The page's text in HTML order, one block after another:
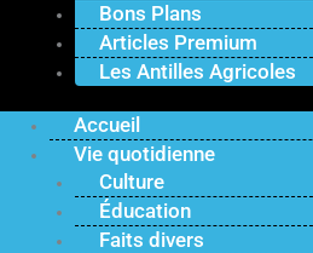
Bons Plans
Articles Premium
Les Antilles Agricoles
Accueil
Vie quotidienne
Culture
Éducation
Faits divers